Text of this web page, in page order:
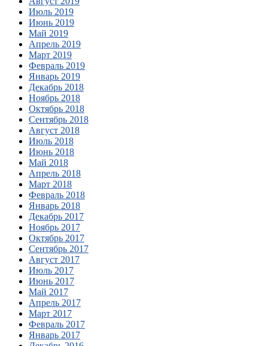
Июль 2019
Июнь 2019
Май 2019
Апрель 2019
Март 2019
Февраль 2019
Январь 2019
Декабрь 2018
Ноябрь 2018
Октябрь 2018
Сентябрь 2018
Август 2018
Июль 2018
Июнь 2018
Май 2018
Апрель 2018
Март 2018
Февраль 2018
Январь 2018
Декабрь 2017
Ноябрь 2017
Октябрь 2017
Сентябрь 2017
Август 2017
Июль 2017
Июнь 2017
Май 2017
Апрель 2017
Март 2017
Февраль 2017
Январь 2017